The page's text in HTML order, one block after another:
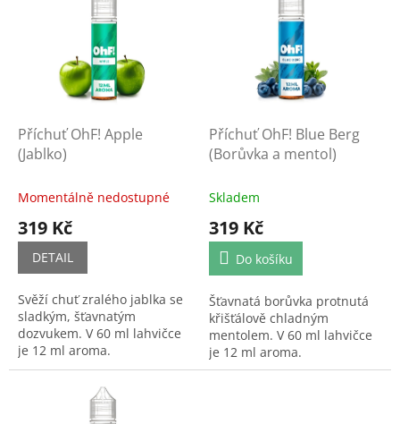
u
Příchuť OhF! Apple
(Jablko)
Momentálně nedostupné
319 Kč
DETAIL
Svěží chuť zralého jablka se
sladkým, šťavnatým
dozvukem. V 60 ml lahvičce
je 12 ml aroma.
Příchuť OhF! Blue Berg
(Borůvka a mentol)
Skladem
319 Kč
Do košíku
Šťavnatá borůvka protnutá
křišťálově chladným
mentolem. V 60 ml lahvičce
je 12 ml aroma.